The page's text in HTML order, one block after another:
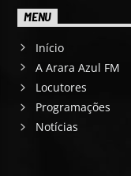
MENU
Início
A Arara Azul FM
Locutores
Programações
Notícias